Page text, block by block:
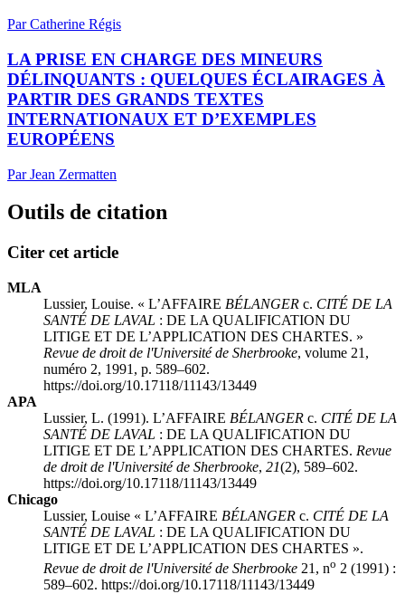
Par Catherine Régis
LA PRISE EN CHARGE DES MINEURS
DÉLINQUANTS : QUELQUES ÉCLAIRAGES À
PARTIR DES GRANDS TEXTES
INTERNATIONAUX ET D’EXEMPLES
EUROPÉENS
Par Jean Zermatten
Outils de citation
Citer cet article
MLA
Lussier, Louise. « L’AFFAIRE BÉLANGER c. CITÉ DE LA
SANTÉ DE LAVAL : DE LA QUALIFICATION DU
LITIGE ET DE L’APPLICATION DES CHARTES. »
Revue de droit de l'Université de Sherbrooke, volume 21,
numéro 2, 1991, p. 589–602.
https://doi.org/10.17118/11143/13449
APA
Lussier, L. (1991). L’AFFAIRE BÉLANGER c. CITÉ DE LA
SANTÉ DE LAVAL : DE LA QUALIFICATION DU
LITIGE ET DE L’APPLICATION DES CHARTES. Revue
de droit de l'Université de Sherbrooke, 21(2), 589–602.
https://doi.org/10.17118/11143/13449
Chicago
Lussier, Louise « L’AFFAIRE BÉLANGER c. CITÉ DE LA
SANTÉ DE LAVAL : DE LA QUALIFICATION DU
LITIGE ET DE L’APPLICATION DES CHARTES ».
Revue de droit de l'Université de Sherbrooke 21, no 2 (1991) :
589–602. https://doi.org/10.17118/11143/13449